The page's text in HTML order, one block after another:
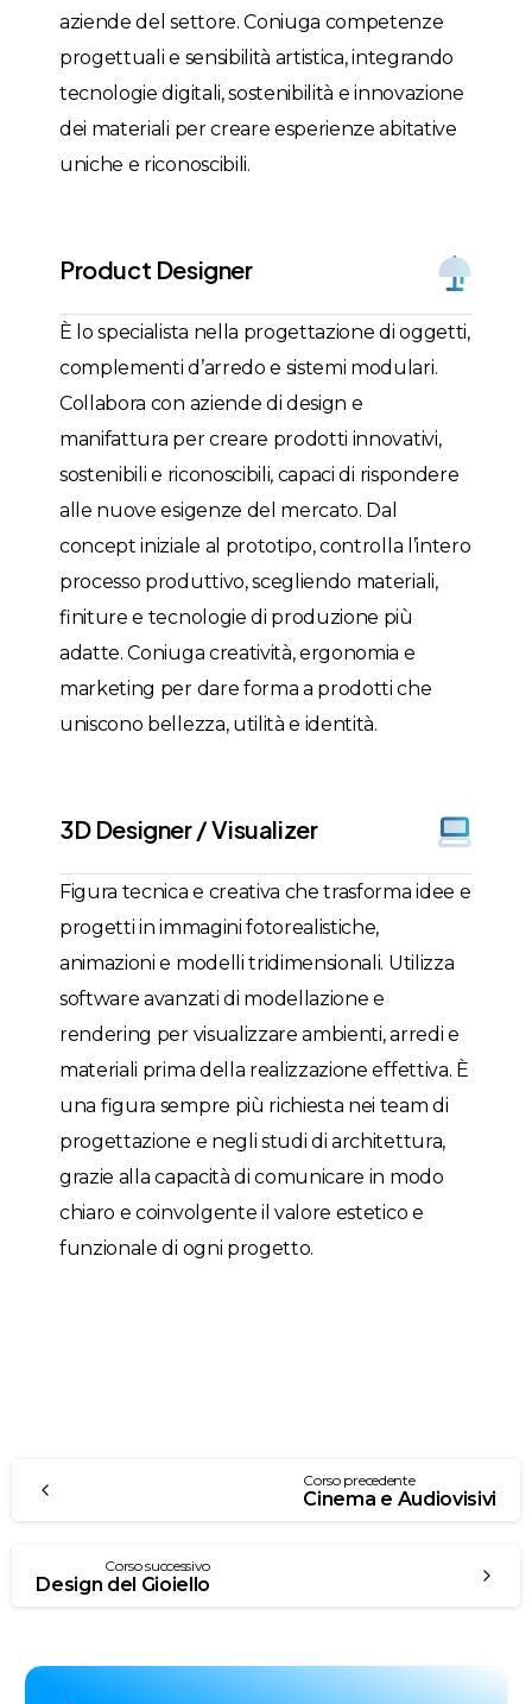
aziende del settore. Coniuga competenze
progettuali e sensibilità artistica, integrando
tecnologie digitali, sostenibilità e innovazione
dei materiali per creare esperienze abitative
uniche e riconoscibili.
Product Designer
È lo specialista nella progettazione di oggetti,
complementi d’arredo e sistemi modulari.
Collabora con aziende di design e
manifattura per creare prodotti innovativi,
sostenibili e riconoscibili, capaci di rispondere
alle nuove esigenze del mercato. Dal
concept iniziale al prototipo, controlla l’intero
processo produttivo, scegliendo materiali,
finiture e tecnologie di produzione più
adatte. Coniuga creatività, ergonomia e
marketing per dare forma a prodotti che
uniscono bellezza, utilità e identità.
3D Designer / Visualizer
Figura tecnica e creativa che trasforma idee e
progetti in immagini fotorealistiche,
animazioni e modelli tridimensionali. Utilizza
software avanzati di modellazione e
rendering per visualizzare ambienti, arredi e
materiali prima della realizzazione effettiva. È
una figura sempre più richiesta nei team di
progettazione e negli studi di architettura,
grazie alla capacità di comunicare in modo
chiaro e coinvolgente il valore estetico e
funzionale di ogni progetto.
Corso precedente
Cinema e Audiovisivi
Corso successivo
Design del Gioiello